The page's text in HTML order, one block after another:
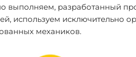
выполняем, разработанный
используем исключительно
механиков.